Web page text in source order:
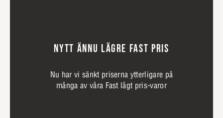
NYTT ÄNNU LÄGRE FAST PRIS
Nu har vi sänkt priserna ytterligare på
många av våra Fast lågt pris-varor